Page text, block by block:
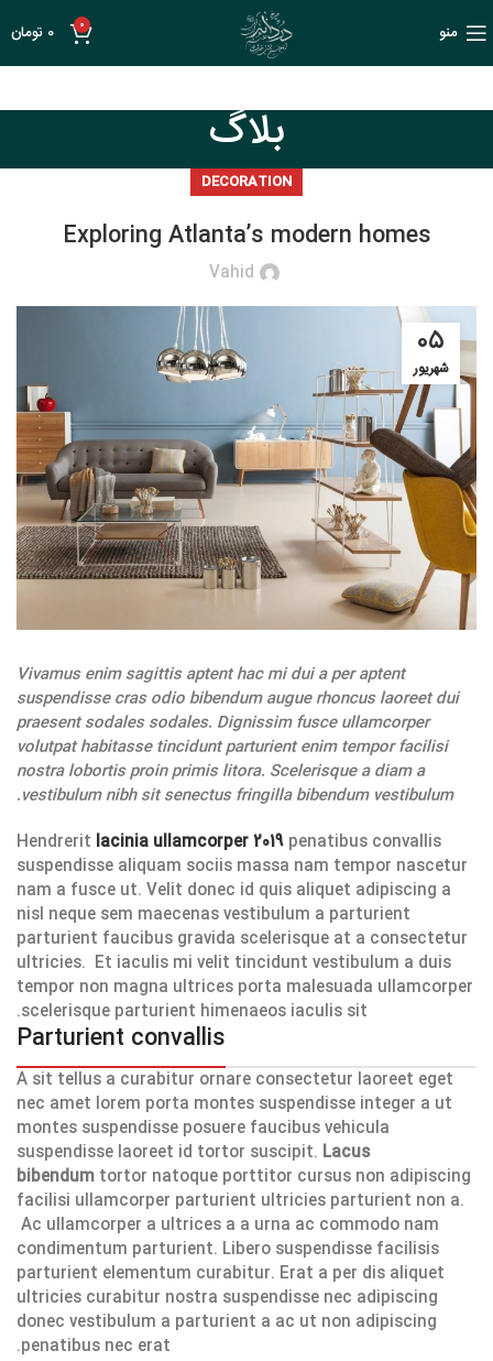
منو 0
0 تومان
بلاگ
DECORATION
Exploring Atlanta’s modern homes
Vahid
۰۵
شهریور
Vivamus enim sagittis aptent hac mi dui a per aptent
suspendisse cras odio bibendum augue rhoncus laoreet dui
praesent sodales sodales. Dignissim fusce ullamcorper
volutpat habitasse tincidunt parturient enim tempor facilisi
nostra lobortis proin primis litora. Scelerisque a diam a
vestibulum nibh sit senectus fringilla bibendum vestibulum.
Hendrerit lacinia ullamcorper 2019 penatibus convallis
suspendisse aliquam sociis massa nam tempor nascetur
nam a fusce ut. Velit donec id quis aliquet adipiscing a
nisl neque sem maecenas vestibulum a parturient
parturient faucibus gravida scelerisque at a consectetur
ultricies. Et iaculis mi velit tincidunt vestibulum a duis
tempor non magna ultrices porta malesuada ullamcorper
scelerisque parturient himenaeos iaculis sit.
Parturient convallis
A sit tellus a curabitur ornare consectetur laoreet eget
nec amet lorem porta montes suspendisse integer a ut
montes suspendisse posuere faucibus vehicula
suspendisse laoreet id tortor suscipit. Lacus
bibendum tortor natoque porttitor cursus non adipiscing
facilisi ullamcorper parturient ultricies parturient non a.
Ac ullamcorper a ultrices a a urna ac commodo nam
condimentum parturient. Libero suspendisse facilisis
parturient elementum curabitur. Erat a per dis aliquet
ultricies curabitur nostra suspendisse nec adipiscing
donec vestibulum a parturient a ac ut non adipiscing
penatibus nec erat.